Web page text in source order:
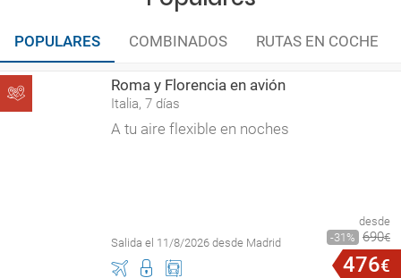
POPULARES COMBINADOS RUTAS EN COCHE
Roma y Florencia en avión
Italia, 7 días
A tu aire flexible en noches
Salida el 11/8/2026 desde Madrid
desde
31
690€
476€